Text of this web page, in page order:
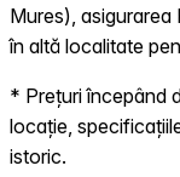
Mures), asigurarea
în altă localitate
* Prețuri începând
locație,
istoric.